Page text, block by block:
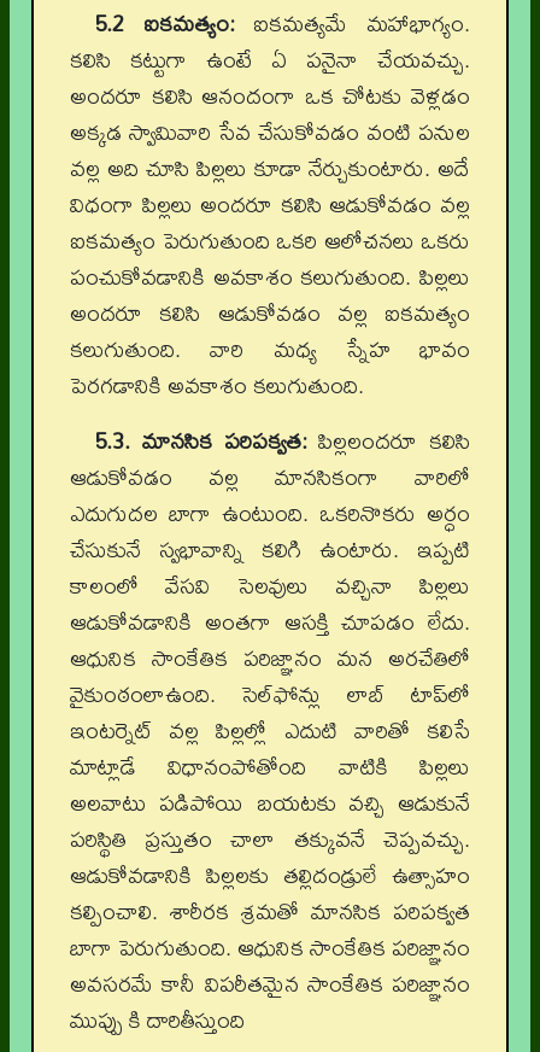
5.2 ఐకమత్యం: ఐకమత్యమే మహాభాగ్యం.
కలిసి కట్టుగా ఉంటే ఏ పనైనా చేయవచ్చు.
అందరూ కలిసి ఆనందంగా ఒక చోటకు వెళ్లడం
అక్కడ స్వామివారి సేవ చేసుకోవడం వంటి పనుల
వల్ల అది చూసి పిల్లలు కూడా నేర్చుకుంటారు. అదే
విధంగా పిల్లలు అందరూ కలిసి ఆడుకోవడం వల్ల
ఐకమత్యం పెరుగుతుంది ఒకరి ఆలోచనలు ఒకరు
పంచుకోవడానికి అవకాశం కలుగుతుంది. పిల్లలు
అందరూ కలిసి ఆడుకోవడం వల్ల ఐకమత్యం
కలుగుతుంది. వారి మధ్య స్నేహ భావం
పెరగడానికి అవకాశం కలుగుతుంది.
5.3. మానసిక పరిపక్వత:పిల్లలందరూ కలిసి
ఆడుకోవడం వల్ల మానసికంగా వారిలో
ఎదుగుదల బాగా ఉంటుంది. ఒకరినొకరు అర్ధం
చేసుకునే స్వభావాన్ని కలిగి ఉంటారు. ఇప్పటి
కాలంలో వేసవి సెలవులు వచ్చినా పిల్లలు
ఆడుకోవడానికి అంతగా ఆసక్తి చూపడం లేదు.
ఆధునిక సాంకేతిక పరిజ్ఞానం మన అరచేతిలో
వైకుంఠంలాఉంది. సెల్‌ఫోన్లు లాబ్ టాప్‌లో
ఇంటర్నెట్ వల్ల పిల్లల్లో ఎదుటి వారితో కలిసే
మాట్లాడే విధానంపోతోంది వాటికి పిల్లలు
అలవాటు పడిపోయి బయటకు వచ్చి ఆడుకునే
పరిస్థితి ప్రస్తుతం చాలా తక్కువనే చెప్పవచ్చు.
ఆడుకోవడానికి పిల్లలకు తల్లిదండ్రులే ఉత్సాహం
కల్పించాలి. శారీరక శ్రమతో మానసిక పరిపక్వత
బాగా పెరుగుతుంది. ఆధునిక సాంకేతిక పరిజ్ఞానం
అవసరమే కానీ విపరీతమైన సాంకేతిక పరిజ్ఞానం
ముప్పు కి దారితీస్తుంది